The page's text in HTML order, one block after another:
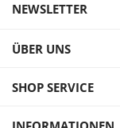
NEWSLETTER
ÜBER UNS
SHOP SERVICE